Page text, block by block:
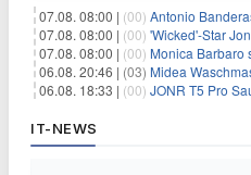
07.08. 08:00 | (00) Antonio Banderas
07.08. 08:00 | (00) 'Wicked'-Star Jonathan
07.08. 08:00 | (00) Monica Barbaro
06.08. 20:46 | (03) Midea Waschmaschine
06.08. 18:33 | (00) JONR T5 Pro
IT-NEWS